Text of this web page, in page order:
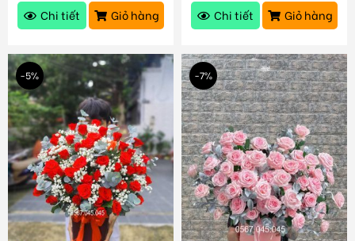
Chi tiết
Giỏ hàng
Chi tiết
Giỏ hàng
-5% -7%